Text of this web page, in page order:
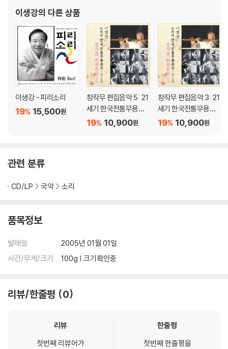
이생강의 다른 상품
이생강 - 피리소리
15,500원
19%
창작무 편집음악 5 : 21
세기 한국전통무용음
악 춤의 소리 50 - 이생
10,900원
19%
창작무 편집음악 3 : 21
세기 한국전통무용음
악 춤의 소리 50 - 이생
10,900원
19%
관련 분류
CD/LP 국악 소리
품목정보
발매일
2005년 01월 01일
시간/무게/크기
100g | 크기확인중
리뷰/한줄평 0
리뷰
첫번째 리뷰어가
한줄평
첫번째 한줄평을